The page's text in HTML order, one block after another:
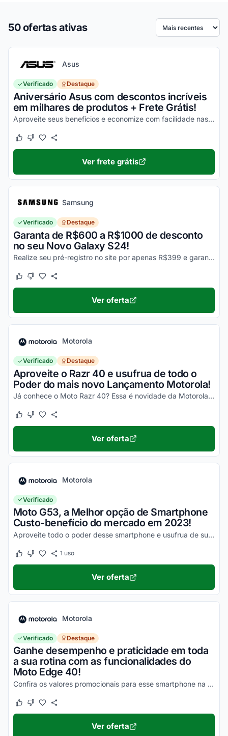
50 ofertas ativas Ordenar por
Asus
Verificado Destaque
Aniversário Asus com descontos incríveis
em milhares de produtos + Frete Grátis!
Aproveite seus benefícios e economize com facilidade nas suas compras!
Este cupom funcionou
Este cupom não funcionou
Ver frete grátis
Samsung
Verificado Destaque
Garanta de R$600 a R$1000 de desconto
no seu Novo Galaxy S24!
Realize seu pré-registro no site por apenas R$399 e garanta esse desconto imperdível na sua compra!
Este cupom funcionou
Este cupom não funcionou
Ver oferta
Motorola
Verificado Destaque
Aproveite o Razr 40 e usufrua de todo o
Poder do mais novo Lançamento Motorola!
Já conhece o Moto Razr 40? Essa é novidade da Motorola, um celular impecável, com um desempenho incrível e que ainda dobra! Não perca a chance de garantir o seu e aproveite os desc...
Este cupom funcionou
Este cupom não funcionou
Ver oferta
Motorola
Verificado
Moto G53, a Melhor opção de Smartphone
Custo-benefício do mercado em 2023!
Aproveite todo o poder desse smartphone e usufrua de suas vantagens por valores a partir de R$1500!
Este cupom funcionou
Este cupom não funcionou
1 uso
Ver oferta
Motorola
Verificado Destaque
Ganhe desempenho e praticidade em toda
a sua rotina com as funcionalidades do
Moto Edge 40!
Confira os valores promocionais para esse smartphone na loja virtual Motorola e economize hoje mesmo!
Este cupom funcionou
Este cupom não funcionou
Ver oferta